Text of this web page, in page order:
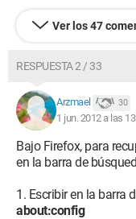
Ver los 47
RESPUESTA 2 / 33
Arzmael 30
1 jun. 2012 a las
Bajo Firefox, para
en la barra de
1. Escribir en la barra
about:config